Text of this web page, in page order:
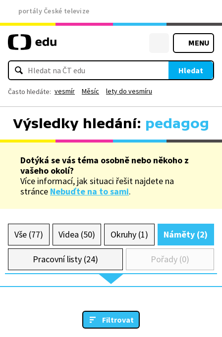
portály České televize
MENU
Hledat
Často hledáte: vesmír Měsíc lety do vesmíru
Výsledky hledání: pedagog
Dotýká se vás téma osobně nebo někoho z
vašeho okolí?
Více informací, jak situaci řešit najdete na
stránce Nebuďte na to sami.
Vše (77) Videa (50) Okruhy (1) Náměty (2)
Pracovní listy (24) Pořady (0)
Filtrovat